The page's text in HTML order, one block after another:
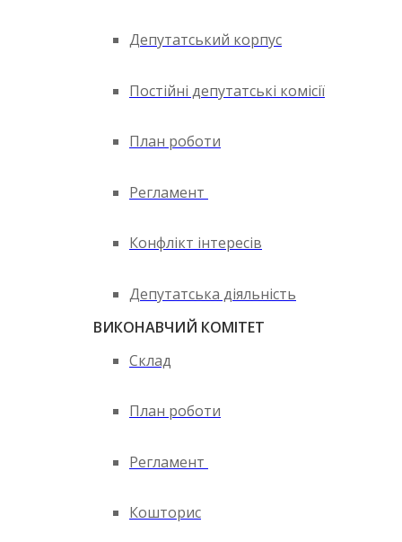
Депутатський корпус
Постійні депутатські комісії
План роботи
Регламент
Конфлікт інтересів
Депутатська діяльність
ВИКОНАВЧИЙ КОМІТЕТ
Склад
План роботи
Регламент
Кошторис